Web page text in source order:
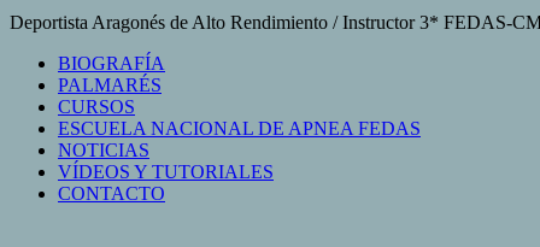
Deportista Aragonés de Alto Rendimiento / Instructor 3* FEDAS-
BIOGRAFÍA
PALMARÉS
CURSOS
ESCUELA NACIONAL DE APNEA FEDAS
NOTICIAS
VÍDEOS Y TUTORIALES
CONTACTO